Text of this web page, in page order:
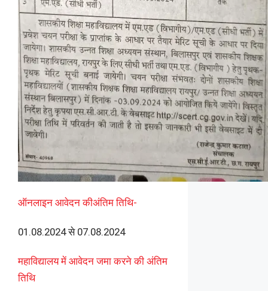
ऑनलाइन आवेदन कीअंतिम तिथि-
01.08.2024 से 07.08.2024
महाविद्यालय में आवेदन जमा करने की अंतिम‍
तिथि